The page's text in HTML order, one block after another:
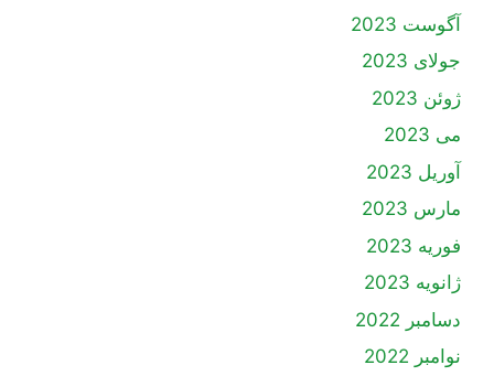
آگوست 2023
جولای 2023
ژوئن 2023
می 2023
آوریل 2023
مارس 2023
فوریه 2023
ژانویه 2023
دسامبر 2022
نوامبر 2022